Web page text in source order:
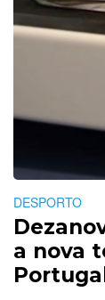
DESPORTO
a nova
Portugal